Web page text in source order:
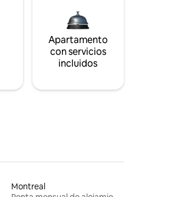
Apartamento
con servicios
incluidos
Montreal